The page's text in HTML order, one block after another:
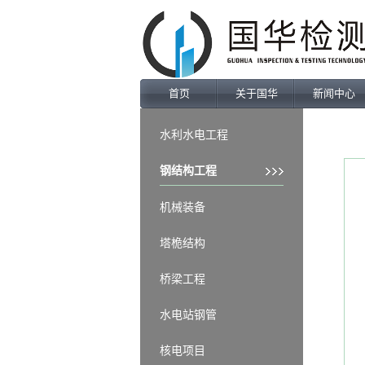
首页 关于国华 新闻中心
业绩案例
Products
水利水电工程
钢结构工程
机械装备
塔桅结构
桥梁工程
水电站钢管
核电项目